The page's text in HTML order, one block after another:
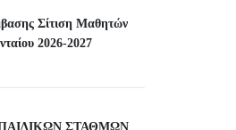
Σίτιση Μαθητών
2026-2027
ΣΤΑΘΜΩΝ